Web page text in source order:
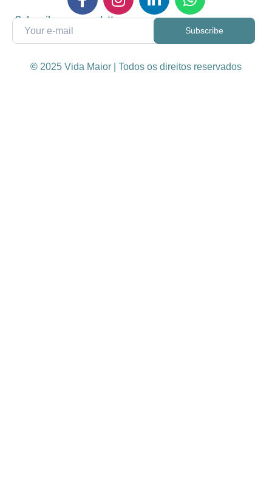
Subscribe our newsletter
© 2025 Vida Maior | Todos os direitos reservados